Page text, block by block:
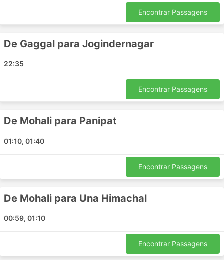
Kangra - Palampur Himachal Pradesh
Jogindernagar - Dharamshala
Una Himachal - Mohali
Faridabad - Panipat
Mandi - Kasol
Faridabad - Anandpur Sahib
Noida - Mohali
Delhi - Panipat
Bhuntar - Kangra
Encontrar Passagens
De Gaggal para Jogindernagar
22:35
Encontrar Passagens
De Mohali para Panipat
01:10, 01:40
Encontrar Passagens
De Mohali para Una Himachal
00:59, 01:10
Encontrar Passagens